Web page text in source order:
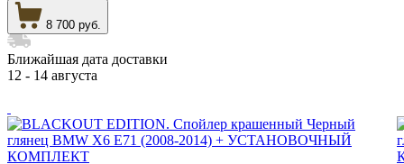
8 700 руб.
Ближайшая дата доставки
12 - 14 августа